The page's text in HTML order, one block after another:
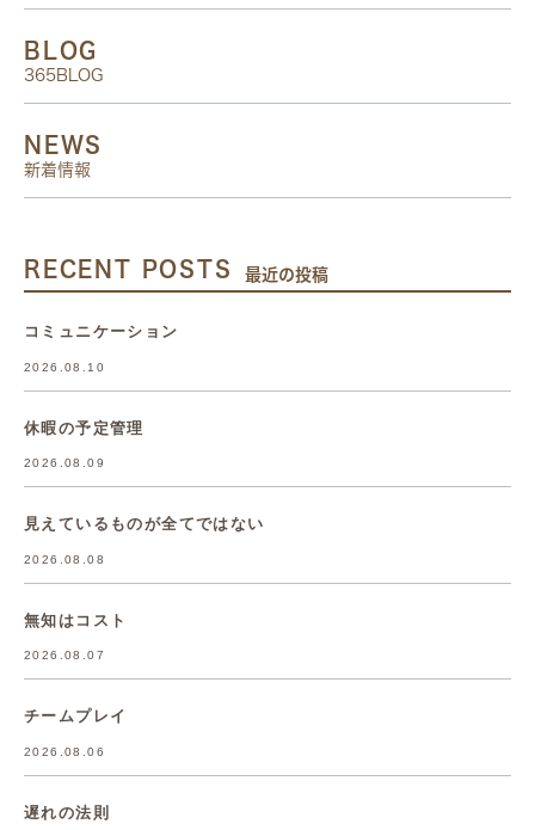
BLOG
365BLOG
NEWS
新着情報
RECENT POSTS 最近の投稿
コミュニケーション
2026.08.10
休暇の予定管理
2026.08.09
見えているものが全てではない
2026.08.08
無知はコスト
2026.08.07
チームプレイ
2026.08.06
遅れの法則